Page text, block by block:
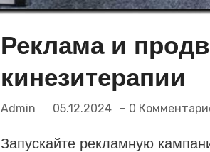
Реклама и
кинезитерапии
Admin 05.12.2024 0
Запускайте рекламную